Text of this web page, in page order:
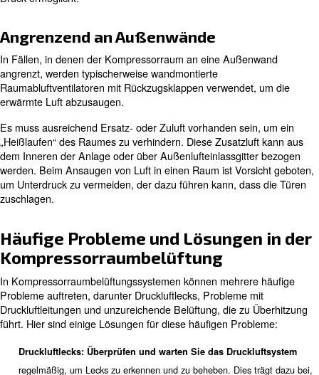
Belüftungsmethoden für
Kompressorraumstandorte
entscheidende Rolle bei der Auslegung des
nachdem, ob sich der Kompressorraum im Inneren der
an einer Außenwand befindet, werden verschiedene
verwendet, um erwärmte Luft effektiv nach außen zu
Innenanlagenstandorte
Kompressorräume, die sich im Inneren einer Anlage
erfordern oft, dass der Auslass des internen
mithilfe eines zusätzlichen Inline-Axial-Lüfter ins Freie
Verschiedene Methoden, wie Direktanschluss,
oder Nullpunkt-Anpassung, können eingesetzt werden,
erwärmte Luft effektiv nach außen zu leiten.